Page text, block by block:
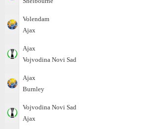
Volendam
Ajax
Ajax
Vojvodina Novi Sad
Ajax
Burnley
Vojvodina Novi Sad
Ajax